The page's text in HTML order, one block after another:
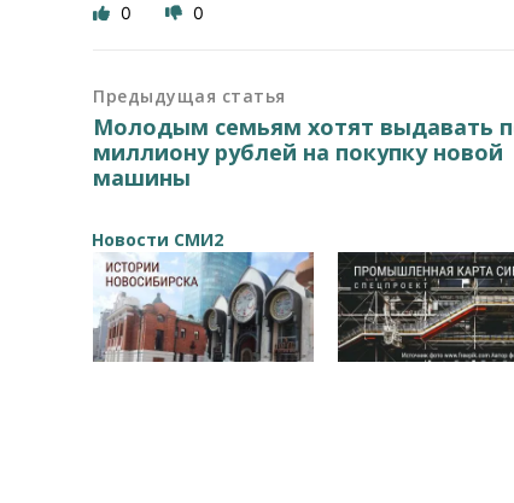
0 0
Предыдущая статья
Молодым семьям хотят выдавать
миллиону рублей на покупку новой
машины
Новости СМИ2